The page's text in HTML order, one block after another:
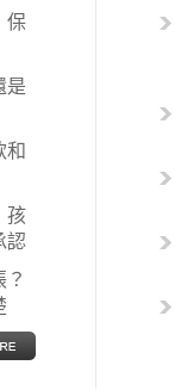
的
如
實
保
是
和
孩
認